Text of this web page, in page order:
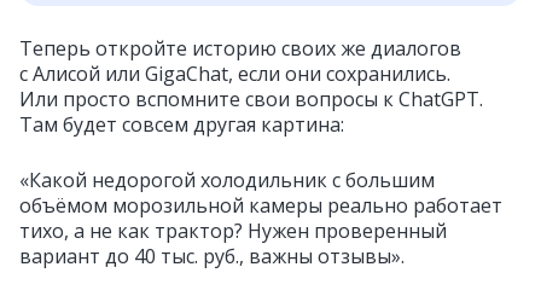
Теперь откройте историю своих же диалогов
с Алисой или GigaChat, если они сохранились.
Или просто вспомните свои вопросы к ChatGPT.
Там будет совсем другая картина:
«Какой недорогой холодильник с большим
объёмом морозильной камеры реально работает
тихо, а не как трактор? Нужен проверенный
вариант до 40 тыc. руб., важны отзывы».